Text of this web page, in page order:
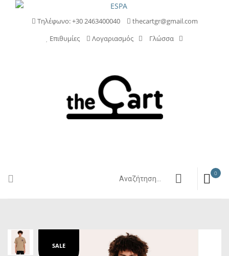
Τηλέφωνο: +30 2463400040
thecartgr@gmail.com
Επιθυμίες
Λογαριασμός Γλώσσα
0
SALE